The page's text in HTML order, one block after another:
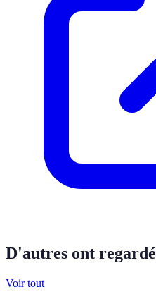
D'autres ont regardé
Voir tout